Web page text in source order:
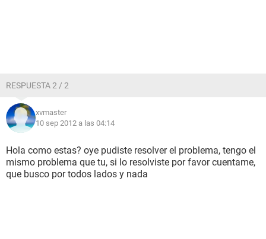
RESPUESTA 2 / 2
xvmaster
10 sep 2012 a las 04:14
Hola como estas? oye pudiste resolver el problema, tengo el
mismo problema que tu, si lo resolviste por favor cuentame,
que busco por todos lados y nada